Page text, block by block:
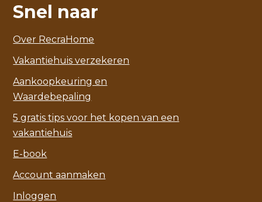
Snel naar
Over RecraHome
Vakantiehuis verzekeren
Aankoopkeuring en
Waardebepaling
5 gratis tips voor het kopen van een
vakantiehuis
E-book
Account aanmaken
Inloggen